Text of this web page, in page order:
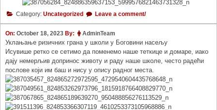
Category: Uncategorized Leave a comment/
On: October 18, 2023 By: AdminTeam
Уклањање ризичних грана у школи у Боговини насељу
Исувише ретко се сетимо да поменемо наше теткице и домаре, иако
дају немерљив допринос животу и раду наше школе, често радећи
послове који им баш и нису у опису радног места.